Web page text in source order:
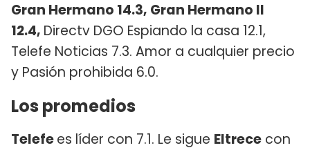
Gran Hermano 14.3, Gran Hermano II
12.4, Directv DGO Espiando la casa 12.1,
Telefe Noticias 7.3. Amor a cualquier precio
y Pasión prohibida 6.0.
Los promedios
Telefees líder con 7.1. Le sigue Eltrece con